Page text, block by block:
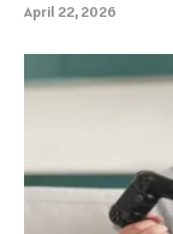
April 22, 2026